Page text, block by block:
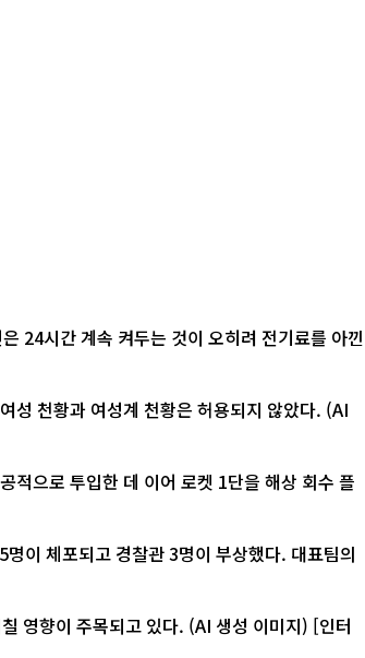
성 천황과 여성계 천황은 허용되지 않았다. (AI
적으로 투입한 데 이어 로켓 1단을 해상 회수 플
이 체포되고 경찰관 3명이 부상했다. 대표팀의
이 주목되고 있다. (AI 생성 이미지) [인터